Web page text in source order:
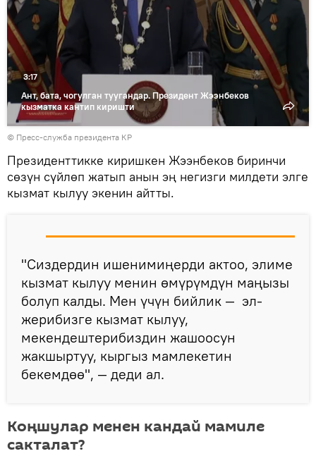
Ант, бата, чогулган туугандар. Президент Жээнбеков
кызматка кантип киришти
3:17
© Пресс-служба президента КР
Президенттикке киришкен Жээнбеков биринчи
сөзүн сүйлөп жатып анын эң негизги милдети элге
кызмат кылуу экенин айтты.
"Сиздердин ишенимиңерди актоо, элиме
кызмат кылуу менин өмүрүмдүн маңызы
болуп калды. Мен үчүн бийлик — эл-
жерибизге кызмат кылуу,
мекендештерибиздин жашоосун
жакшыртуу, кыргыз мамлекетин
бекемдөө", — деди ал.
Коңшулар менен кандай мамиле
сакталат?